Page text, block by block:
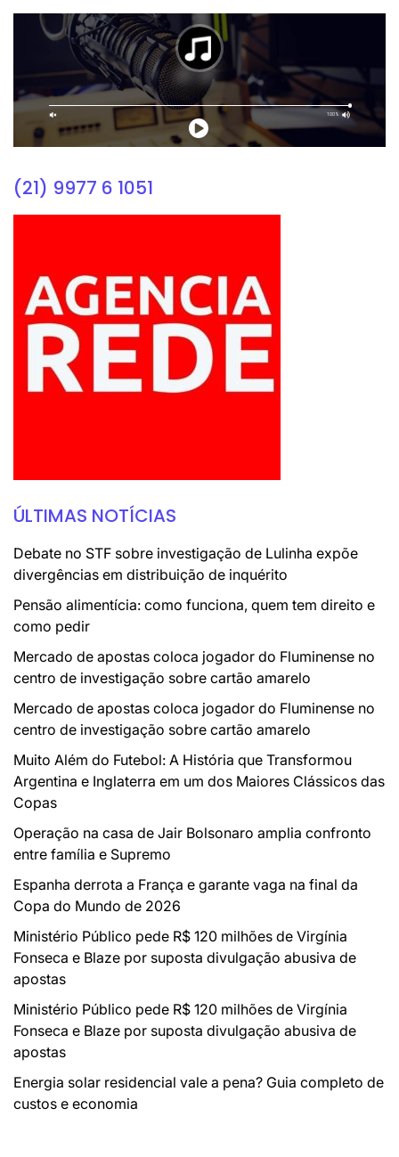
(21) 9977 6 1051
ÚLTIMAS NOTÍCIAS
Debate no STF sobre investigação de Lulinha expõe
divergências em distribuição de inquérito
Pensão alimentícia: como funciona, quem tem direito e
como pedir
Mercado de apostas coloca jogador do Fluminense no
centro de investigação sobre cartão amarelo
Mercado de apostas coloca jogador do Fluminense no
centro de investigação sobre cartão amarelo
Muito Além do Futebol: A História que Transformou
Argentina e Inglaterra em um dos Maiores Clássicos das
Copas
Operação na casa de Jair Bolsonaro amplia confronto
entre família e Supremo
Espanha derrota a França e garante vaga na final da
Copa do Mundo de 2026
Ministério Público pede R$ 120 milhões de Virgínia
Fonseca e Blaze por suposta divulgação abusiva de
apostas
Ministério Público pede R$ 120 milhões de Virgínia
Fonseca e Blaze por suposta divulgação abusiva de
apostas
Energia solar residencial vale a pena? Guia completo de
custos e economia